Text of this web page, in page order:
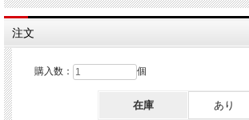
商品(2)
原材料など 上記商品ページをご確認下さい。
注文
購入数： 個
在庫 あり